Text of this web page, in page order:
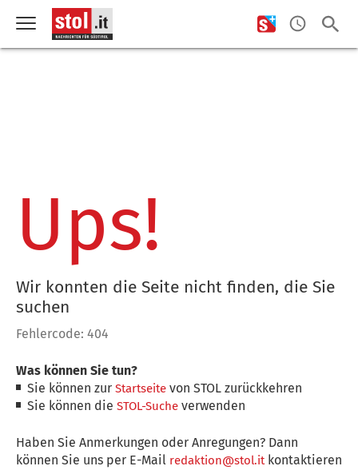
Ups!
Wir konnten die Seite nicht finden, die Sie
suchen
Fehlercode: 404
Was können Sie tun?
Sie können zurStartseite von STOL zurückkehren
Sie können dieSTOL-Suche verwenden
Haben Sie Anmerkungen oder Anregungen? Dann
können Sie uns per E-Mail redaktion@stol.itkontaktieren